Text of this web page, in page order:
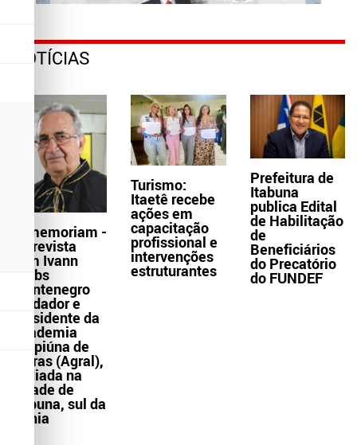
NOTÍCIAS
In memoriam -
Entrevista
com Ivann
Krebs
Montenegro
fundador e
presidente da
Academia
Grapiúna de
Letras (Agral),
sediada na
cidade de
Itabuna, sul da
Bahia
Turismo:
Itaetê recebe
ações em
capacitação
profissional e
intervenções
estruturantes
Prefeitura de
Itabuna
publica Edital
de Habilitação
de
Beneficiários
do Precatório
do FUNDEF